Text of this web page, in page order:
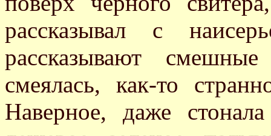
рассказывал с
рассказывают
смеялась, как-то
Наверное, даже